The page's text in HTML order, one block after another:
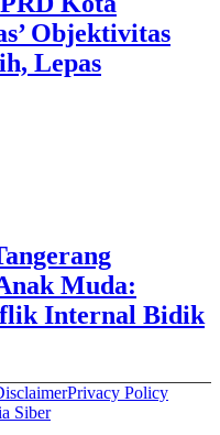
Objektivitas
Lepas
Muda:
Internal Bidik
Privacy Policy
Siber